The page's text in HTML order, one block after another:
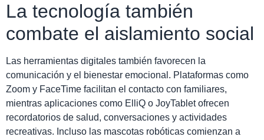
La tecnología también
combate el aislamiento social
Las herramientas digitales también favorecen la
comunicación y el bienestar emocional. Plataformas como
Zoom y FaceTime facilitan el contacto con familiares,
mientras aplicaciones como ElliQ o JoyTablet ofrecen
recordatorios de salud, conversaciones y actividades
recreativas. Incluso las mascotas robóticas comienzan a